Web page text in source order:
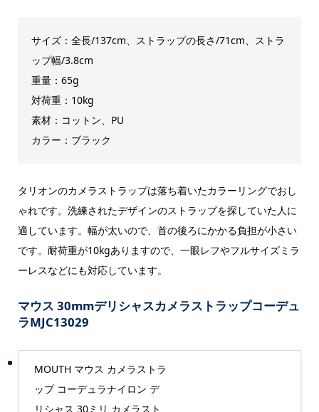
サイズ：全長/137cm、ストラップの長さ/71cm、ストラ
ップ幅/3.8cm
重量：65g
対荷重：10kg
素材：コットン、PU
カラー：ブラック
タリオンのカメラストラップは落ち着いたカラーリングでおし
ゃれです。洗練されたデザインのストラップを探していた人に
適しています。幅が太いので、首の後ろにかかる負担が小さい
です。耐荷重が10kgありますので、一眼レフやフルサイズミラ
ーレスなどにも対応しています。
マウス 30mmデリシャスカメラストラップコーデュ
ラMJC13029
MOUTH マウス カメラストラ
ップ コーデュラナイロン デ
リシャス 30ミリ カメラスト